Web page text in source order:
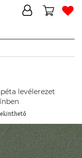
levélerezet